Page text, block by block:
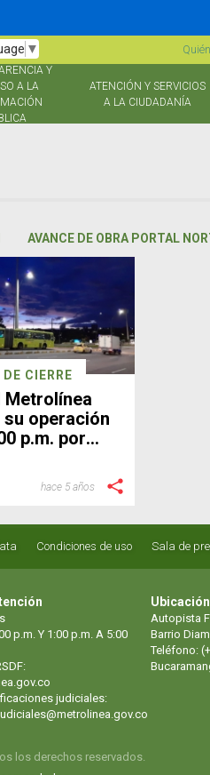
▼
Y
A LA
ATENCIÓN Y SERVICIOS
A LA CIUDADANÍA
AVANCE DE OBRA PORTAL
DE CIERRE
Metrolínea
operación
p.m. por
hace 5 años
Condiciones de uso Sala de
p.m. Y 1:00 p.m. A 5:00
judiciales:
Autopista
Barrio
Teléfono:
los derechos reservados.